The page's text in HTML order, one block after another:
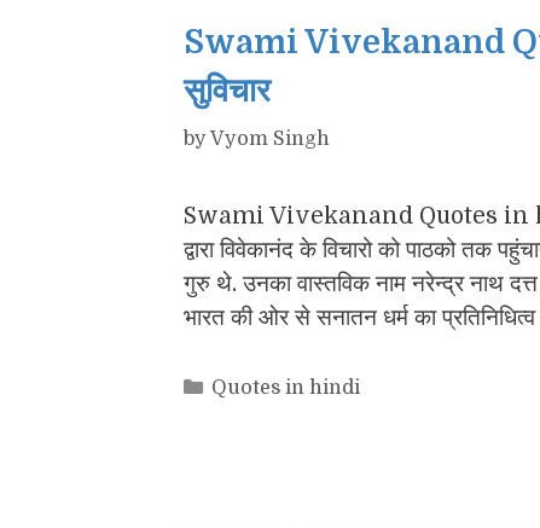
Swami Vivekanand
सुविचार
byVyom Singh
Swami Vivekanand Quotes in
द्वारा विवेकानंद के विचारो को पाठको तक
गुरु थे. उनका वास्तविक नाम नरेन्द्र नाथ
भारत की ओर से सनातन धर्म का
Categories
Quotes in hindi